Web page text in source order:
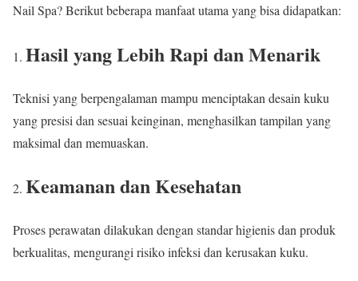
Nail Spa? Berikut beberapa manfaat utama yang bisa didapatkan:
Hasil yang Lebih Rapi dan Menarik
Teknisi yang berpengalaman mampu menciptakan desain kuku
yang presisi dan sesuai keinginan, menghasilkan tampilan yang
maksimal dan memuaskan.
Keamanan dan Kesehatan
Proses perawatan dilakukan dengan standar higienis dan produk
berkualitas, mengurangi risiko infeksi dan kerusakan kuku.